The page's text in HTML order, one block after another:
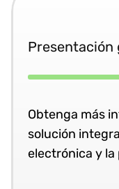
Presentación
Obtenga más
solución
electrónica y